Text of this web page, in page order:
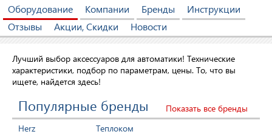
Оборудование Компании Бренды
Инструкции
Отзывы
Акции, Скидки Новости
Лучший выбор аксессуаров для автоматики! Технические
характеристики, подбор по параметрам, цены. То, что вы
ищете, найдется здесь!
Показать все бренды
Популярные бренды
Herz Теплоком